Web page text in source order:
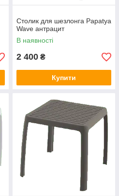
Столик для шезлонга Papatya
Wave антрацит
В наявності
2 400 ₴
Купити